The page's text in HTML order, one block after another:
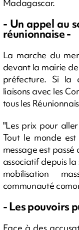
Madagascar.
- Un appel au
réunionnaise -
La marche du
devant la mairie
préfecture. Si la
liaisons avec les
tous les
"Les prix pour
Tout le monde
message est
associatif depuis
mobilisation
communauté
- Les pouvoirs
Face à des